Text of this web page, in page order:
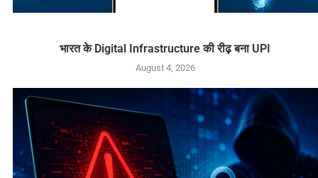
भारत के Digital Infrastructure की रीढ़ बना UPI
August 4, 2026